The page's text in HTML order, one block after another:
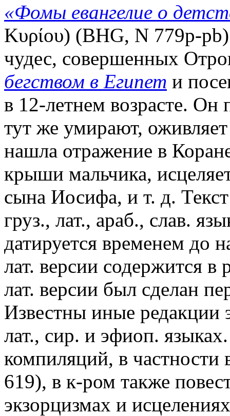
«Фомы евангелие о
Κυρίου) (BHG, N 779p-
чудес, совершенных
бегством в Египет и
в 12-летнем возрасте. Он
тут же умирают,
нашла отражение в
крыши мальчика,
сына Иосифа, и т. д.
груз., лат., араб., слав.
датируется временем до
лат. версии содержится
лат. версии был сделан
Известны иные редакции
лат., сир. и эфиоп.
компиляций, в частности
619), в к-ром также
экзорцизмах и